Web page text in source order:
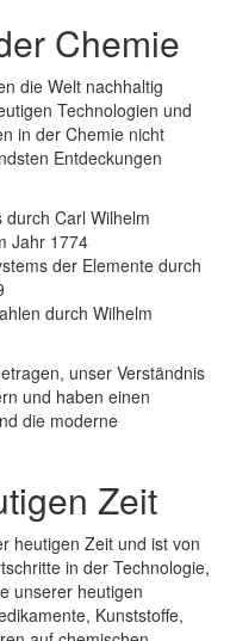
Chemie
die Welt nachhaltig
Technologien und
in der Chemie nicht
Entdeckungen
durch Carl Wilhelm
Jahr 1774
der Elemente durch
durch Wilhelm
unser Verständnis
und haben einen
die moderne
Zeit
heutigen Zeit und ist von
in der Technologie,
unserer heutigen
Kunststoffe,